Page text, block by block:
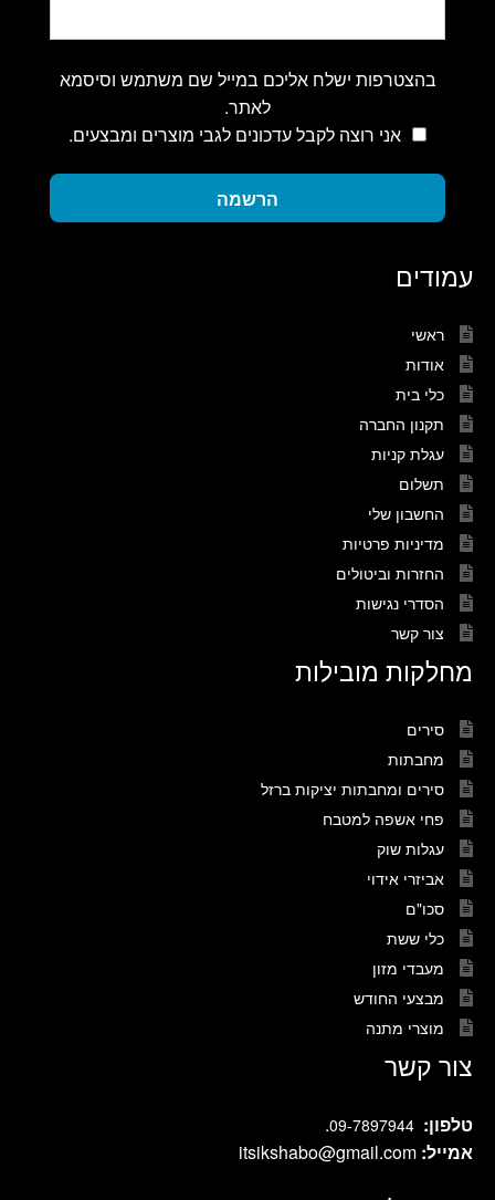
בהצטרפות ישלח אליכם במייל שם משתמש וסיסמא
לאתר.
אני רוצה לקבל עדכונים לגבי מוצרים ומבצעים.
הרשמה
עמודים
ראשי
אודות
כלי בית
תקנון החברה
עגלת קניות
תשלום
החשבון שלי
מדיניות פרטיות
החזרות וביטולים
הסדרי נגישות
צור קשר
מחלקות מובילות
סירים
מחבתות
סירים ומחבתות יציקות ברזל
פחי אשפה למטבח
עגלות שוק
אביזרי אידוי
סכו"ם
כלי ששת
מעבדי מזון
מבצעי החודש
מוצרי מתנה
צור קשר
טלפון: 09-7897944
.
אמייל: itsikshabo@gmail.com